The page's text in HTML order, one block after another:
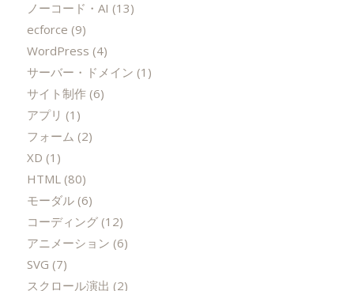
ノーコード・AI (13)
ecforce (9)
WordPress (4)
サーバー・ドメイン (1)
サイト制作(6)
アプリ (1)
フォーム (2)
XD (1)
HTML(80)
モーダル(6)
コーディング(12)
アニメーション (6)
SVG (7)
スクロール演出 (2)